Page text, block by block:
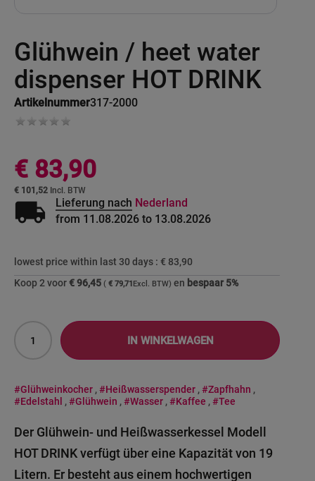
Glühwein / heet water
dispenser HOT DRINK
Artikelnummer317-2000
naar
het
begin
van
afbeeldingen-
€ 101,52
€ 83,90
local_shipping Lieferung nach Nederland
from 11.08.2026 to 13.08.2026
lowest price within last 30 days : € 83,90
Koop 2 voor€ 96,45 € 79,71 en bespaar5%
IN WINKELWAGEN
#Glühweinkocher ,#Heißwasserspender ,#Zapfhahn ,
#Edelstahl ,#Glühwein ,#Wasser ,#Kaffee ,#Tee
Der Glühwein- und Heißwasserkessel Modell
HOT DRINK verfügt über eine Kapazität von 19
Litern. Er besteht aus einem hochwertigen